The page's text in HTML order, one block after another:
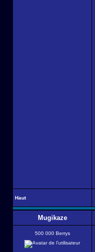
Haut
Mugikaze
500 000 Berrys